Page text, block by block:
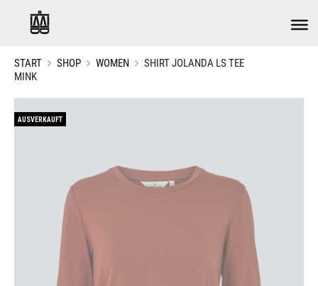
START SHOP WOMEN
SHIRT JOLANDA LS TEE
MINK
AUSVERKAUFT